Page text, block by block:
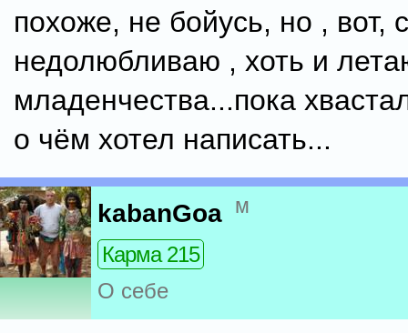
похоже, не бойусь, но , вот,
недолюбливаю , хоть и
младенчества...пока
о чём хотел написать...
kabanGoa м
Карма 215
О себе